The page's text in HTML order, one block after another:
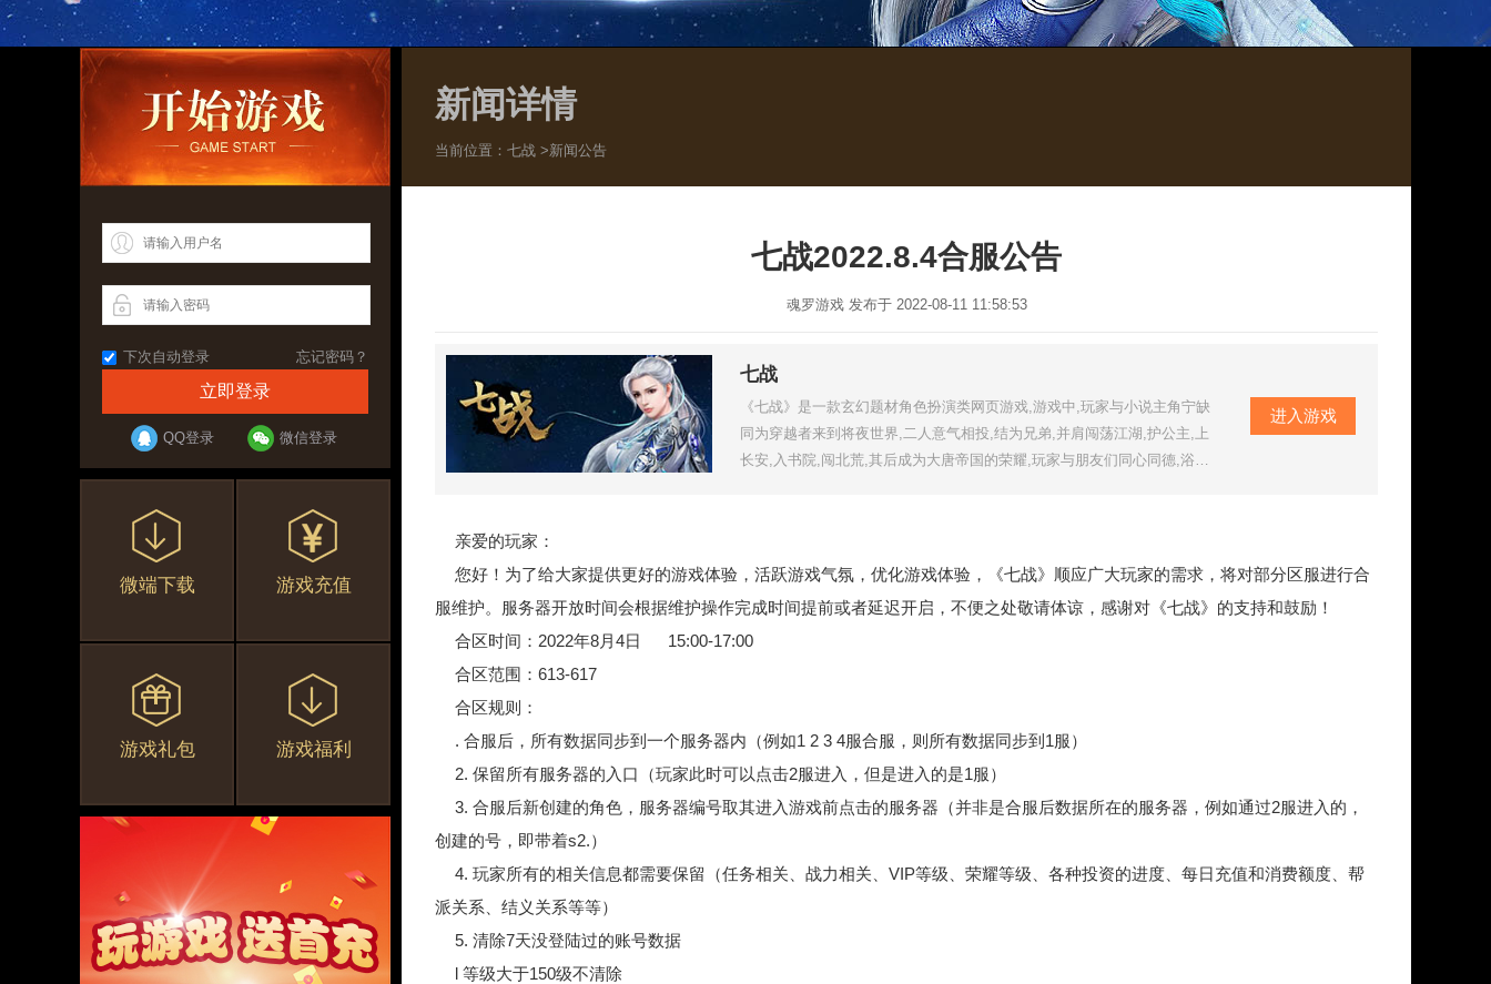
忘记密码？
下次自动登录
QQ登录 微信登录
微端下载 游戏充值
游戏礼包 游戏福利
新闻详情
当前位置： 七战 >新闻公告
七战2022.8.4合服公告
魂罗游戏 发布于 2022-08-11 11:58:53
七战
《七战》是一款玄幻题材角色扮演类网页游戏,游戏中,玩家与小说主角宁缺
同为穿越者来到将夜世界,二人意气相投,结为兄弟,并肩闯荡江湖,护公主,上
长安,入书院,闯北荒,其后成为大唐帝国的荣耀,玩家与朋友们同心同德,浴血
进入游戏
亲爱的玩家：
您好！为了给大家提供更好的游戏体验，活跃游戏气氛，优化游戏体验，《七战》顺应广大玩家的需求，将对部分区服进行合
服维护。服务器开放时间会根据维护操作完成时间提前或者延迟开启，不便之处敬请体谅，感谢对《七战》的支持和鼓励！
合区时间：2022年8月4日 15:00-17:00
合区范围：613-617
合区规则：
. 合服后，所有数据同步到一个服务器内（例如1 2 3 4服合服，则所有数据同步到1服）
2. 保留所有服务器的入口（玩家此时可以点击2服进入，但是进入的是1服）
3. 合服后新创建的角色，服务器编号取其进入游戏前点击的服务器（并非是合服后数据所在的服务器，例如通过2服进入的，
创建的号，即带着s2.）
4. 玩家所有的相关信息都需要保留（任务相关、战力相关、VIP等级、荣耀等级、各种投资的进度、每日充值和消费额度、帮
派关系、结义关系等等）
5. 清除7天没登陆过的账号数据
l 等级大于150级不清除